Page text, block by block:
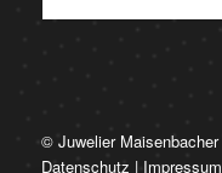
© Juwelier
Datenschutz | Impressum